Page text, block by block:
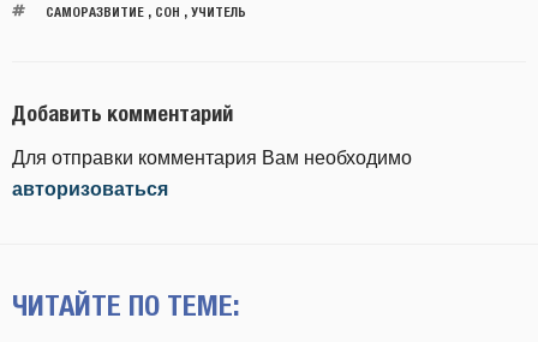
САМОРАЗВИТИЕ, СОН , УЧИТЕЛЬ
Добавить комментарий
Для отправки комментария Вам необходимо
авторизоваться
ЧИТАЙТЕ ПО ТЕМЕ: